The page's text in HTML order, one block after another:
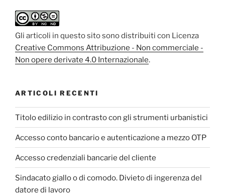
Gli articoli in questo sito sono distribuiti con Licenza
Creative Commons Attribuzione - Non commerciale -
Non opere derivate 4.0 Internazionale.
ARTICOLI RECENTI
Titolo edilizio in contrasto con gli strumenti urbanistici
Accesso conto bancario e autenticazione a mezzo OTP
Accesso credenziali bancarie del cliente
Sindacato giallo o di comodo. Divieto di ingerenza del
datore di lavoro